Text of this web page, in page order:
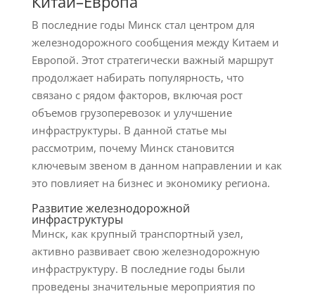
В последние годы Минск стал центром для
железнодорожного сообщения между Китаем и
Европой. Этот стратегически важный маршрут
продолжает набирать популярность, что
связано с рядом факторов, включая рост
объемов грузоперевозок и улучшение
инфраструктуры. В данной статье мы
рассмотрим, почему Минск становится
ключевым звеном в данном направлении и как
это повлияет на бизнес и экономику региона.
Развитие железнодорожной
инфраструктуры
Минск, как крупный транспортный узел,
активно развивает свою железнодорожную
инфраструктуру. В последние годы были
проведены значительные мероприятия по